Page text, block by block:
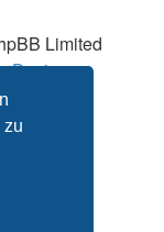
zu
Limited
Design